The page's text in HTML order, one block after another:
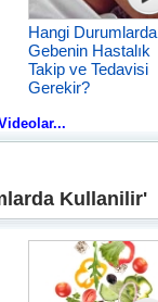
Hangi Durumlarda
Gebenin Hastalık
Takip ve Tedavisi
Gerekir?
Kullanilir'